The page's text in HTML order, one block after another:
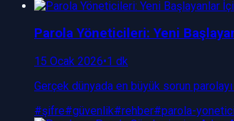
Parola Yöneticileri: Yeni
15 Ocak 2026•1 dk
Gerçek dünyada en büyük sorun
#şifre#güvenlik#rehber#parola-